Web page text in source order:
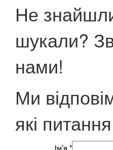
Не
шукали?
нами!
Ми
які питання
Ім'я *